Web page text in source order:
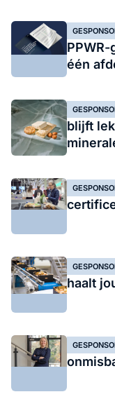
één
blijft
haalt